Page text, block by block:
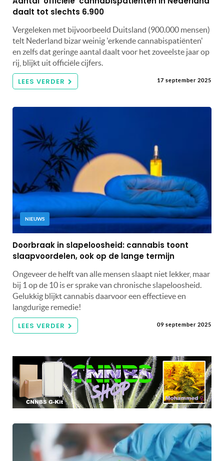
daalt tot slechts 6.900
Vergeleken met bijvoorbeeld Duitsland (900.000 mensen)
telt Nederland bizar weinig 'erkende cannabispatiënten'
en zelfs dat geringe aantal daalt voor het zoveelste jaar op
rij, blijkt uit officiële cijfers.
LEES VERDER 17 september 2025
NIEUWS
Doorbraak in slapeloosheid: cannabis toont
slaapvoordelen, ook op de lange termijn
Ongeveer de helft van alle mensen slaapt niet lekker, maar
bij 1 op de 10 is er sprake van chronische slapeloosheid.
Gelukkig blijkt cannabis daarvoor een effectieve en
langdurige remedie!
LEES VERDER 09 september 2025